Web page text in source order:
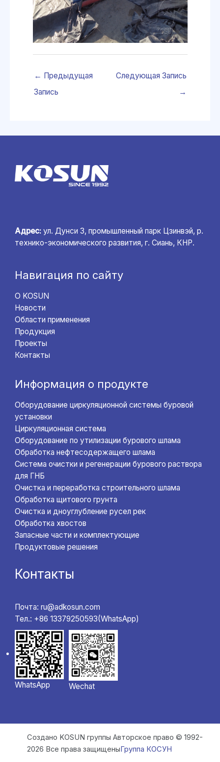
← Предыдущая
Запись
Следующая Запись
→
Адрес: ул. Дунси 3, промышленный парк Цзинвэй, р.
технико-экономического развития, г. Сиань, КНР.
Навигация по сайту
О KOSUN
Новости
Области применения
Продукция
Проекты
Контакты
Информация о продукте
Оборудование циркуляционной системы буровой
установки
Циркуляционная система
Оборудование по утилизации бурового шлама
Обработка нефтесодержащего шлама
Система очистки и регенерации бурового раствора
для ГНБ
Очистка и переработка строительного шлама
Обработка щитового грунта
Очистка и дноуглубление русел рек
Обработка хвостов
Запасные части и комплектующие
Продуктовые решения
Контакты
Почта: ru@adkosun.com
Тел.: +86 13379250593(WhatsApp)
WhatsApp Wechat
Создано KOSUN группы Авторское право © 1992-
2026 Все права защищены Группа КОСУН